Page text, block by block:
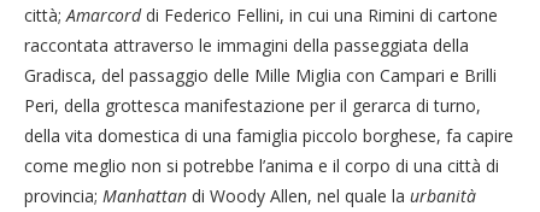
città; Amarcorddi Federico Fellini, in cui una Rimini di cartone
raccontata attraverso le immagini della passeggiata della
Gradisca, del passaggio delle Mille Miglia con Campari e Brilli
Peri, della grottesca manifestazione per il gerarca di turno,
della vita domestica di una famiglia piccolo borghese, fa capire
come meglio non si potrebbe l’anima e il corpo di una città di
provincia; Manhattan di Woody Allen, nel quale la urbanità